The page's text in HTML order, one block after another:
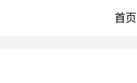
首页